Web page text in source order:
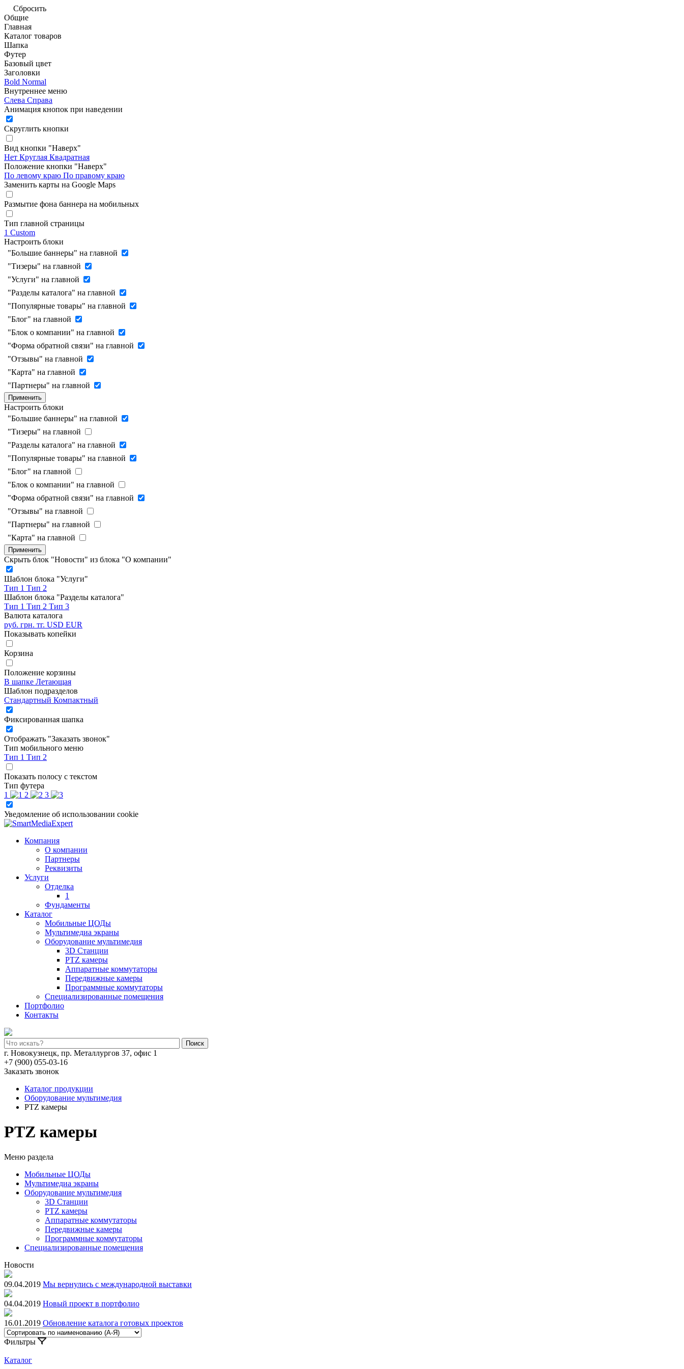
Сбросить
Общие
Главная
Каталог товаров
Шапка
Футер
Базовый цвет
Заголовки
Bold Normal
Внутреннее меню
Слева Справа
Анимация кнопок при наведении
Скруглить кнопки
Вид кнопки "Наверх"
Нет Круглая Квадратная
Положение кнопки "Наверх"
По левому краю По правому краю
Заменить карты на Google Maps
Размытие фона баннера на мобильных
Тип главной страницы
1 Custom
Настроить блоки
"Большие баннеры" на главной
"Тизеры" на главной
"Услуги" на главной
"Разделы каталога" на главной
"Популярные товары" на главной
"Блог" на главной
"Блок о компании" на главной
"Форма обратной связи" на главной
"Отзывы" на главной
"Карта" на главной
"Партнеры" на главной
Применить
Настроить блоки
"Большие баннеры" на главной
"Тизеры" на главной
"Разделы каталога" на главной
"Популярные товары" на главной
"Блог" на главной
"Блок о компании" на главной
"Форма обратной связи" на главной
"Отзывы" на главной
"Партнеры" на главной
"Карта" на главной
Применить
Скрыть блок "Новости" из блока "О компании"
Шаблон блока "Услуги"
Тип 1 Тип 2
Шаблон блока "Разделы каталога"
Тип 1 Тип 2 Тип 3
Валюта каталога
руб. грн. тг. USD EUR
Показывать копейки
Корзина
Положение корзины
В шапке Летающая
Шаблон подразделов
Стандартный Компактный
Фиксированная шапка
Отображать "Заказать звонок"
Тип мобильного меню
Тип 1 Тип 2
Показать полосу с текстом
Тип футера
1
2 3
Уведомление об использовании cookie
Компания
О компании
Партнеры
Реквизиты
Услуги
Отделка
1
Фундаменты
Каталог
Мобильные ЦОДы
Мультимедиа экраны
Оборудование мультимедия
3D Станции
PTZ камеры
Аппаратные коммутаторы
Передвижные камеры
Программные коммутаторы
Специализированные помещения
Портфолио
Контакты
Поиск
г. Новокузнецк, пр. Металлургов 37, офис 1
+7 (900) 055-03-16
Заказать звонок
Каталог продукции
Оборудование мультимедия
PTZ камеры
PTZ камеры
Меню раздела
Мобильные ЦОДы
Мультимедиа экраны
Оборудование мультимедия
3D Станции
PTZ камеры
Аппаратные коммутаторы
Передвижные камеры
Программные коммутаторы
Специализированные помещения
Новости
09.04.2019 Мы вернулись с международной выставки
04.04.2019 Новый проект в портфолио
16.01.2019 Обновление каталога готовых проектов
Фильтры
Каталог